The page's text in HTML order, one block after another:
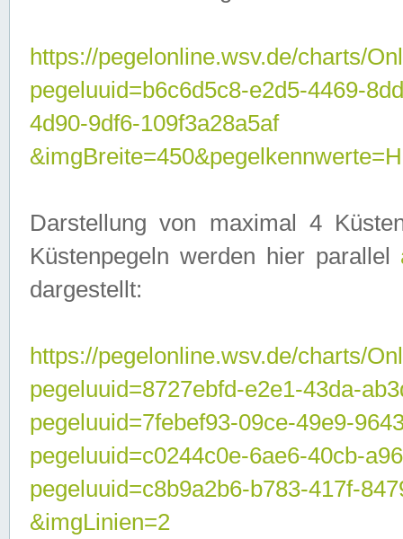
https://pegelonline.wsv.de/charts/
pegeluuid=b6c6d5c8-e2d5-4469-
4d90-9df6-109f3a28a5af
Darstellung von maximal 4
Küstenpegeln werden hier parallel
dargestellt:
https://pegelonline.wsv.de/charts/
pegeluuid=8727ebfd-e2e1-43da-
pegeluuid=7febef93-09ce-49e9-
pegeluuid=c0244c0e-6ae6-40cb-
pegeluuid=c8b9a2b6-b783-417f-
&imgLinien=2